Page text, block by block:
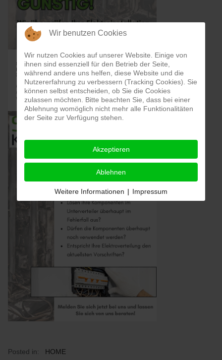
Posted in: HOME
Wir benutzen Cookies
Wir nutzen Cookies auf unserer Website. Einige von
ihnen sind essenziell für den Betrieb der Seite,
während andere uns helfen, diese Website und die
Nutzererfahrung zu verbessern (Tracking Cookies). Sie
können selbst entscheiden, ob Sie die Cookies
zulassen möchten. Bitte beachten Sie, dass bei einer
Ablehnung womöglich nicht mehr alle Funktionalitäten
der Seite zur Verfügung stehen.
Akzeptieren
Ablehnen
Weitere Informationen | Impressum